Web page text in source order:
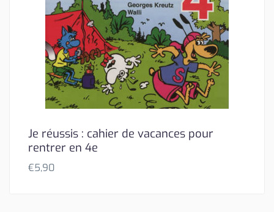
Je réussis : cahier de vacances pour
rentrer en 4e
€5,90